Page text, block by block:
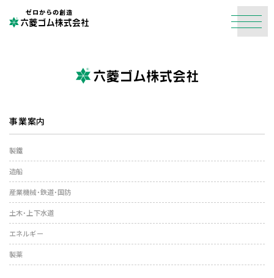
ゼロからの創造
事業案内
製鐵
造船
産業機械・鉄道・国防
土木・上下水道
エネルギー
製薬